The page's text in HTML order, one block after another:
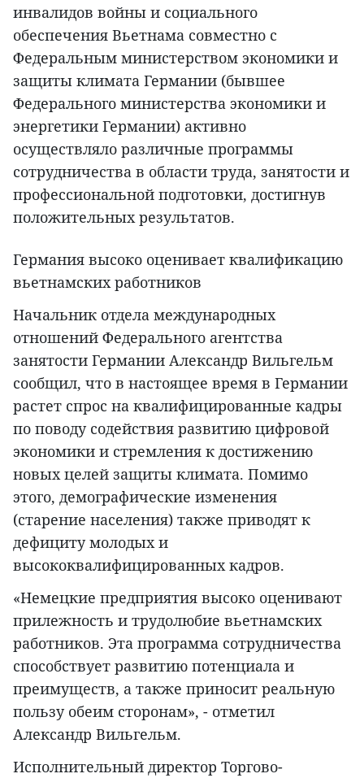
инвалидов войны и социального
обеспечения Вьетнама совместно с
Федеральным министерством экономики и
защиты климата Германии (бывшее
Федерального министерства экономики и
энергетики Германии) активно
осуществляло различные программы
сотрудничества в области труда, занятости и
профессиональной подготовки, достигнув
положительных результатов.
Германия высоко оценивает квалификацию
вьетнамских работников
Начальник отдела международных
отношений Федерального агентства
занятости Германии Александр Вильгельм
сообщил, что в настоящее время в Германии
растет спрос на квалифицированные кадры
по поводу содействия развитию цифровой
экономики и стремления к достижению
новых целей защиты климата. Помимо
этого, демографические изменения
(старение населения) также приводят к
дефициту молодых и
высококвалифицированных кадров.
«Немецкие предприятия высоко оценивают
прилежность и трудолюбие вьетнамских
работников. Эта программа сотрудничества
способствует развитию потенциала и
преимуществ, а также приносит реальную
пользу обеим сторонам», - отметил
Александр Вильгельм.
Исполнительный директор Торгово-